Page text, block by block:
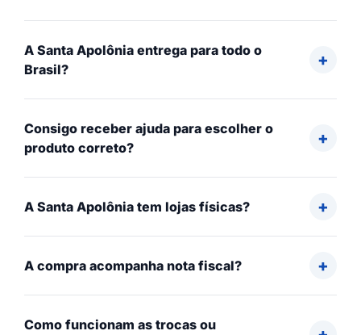
A Santa Apolônia entrega para todo o
Brasil?
Consigo receber ajuda para escolher o
produto correto?
A Santa Apolônia tem lojas físicas?
A compra acompanha nota fiscal?
Como funcionam as trocas ou